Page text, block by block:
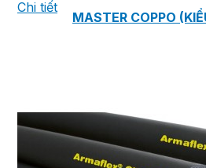
MASTER COPPO
HỆ THỐNG BƠM TĂNG
Chi tiết